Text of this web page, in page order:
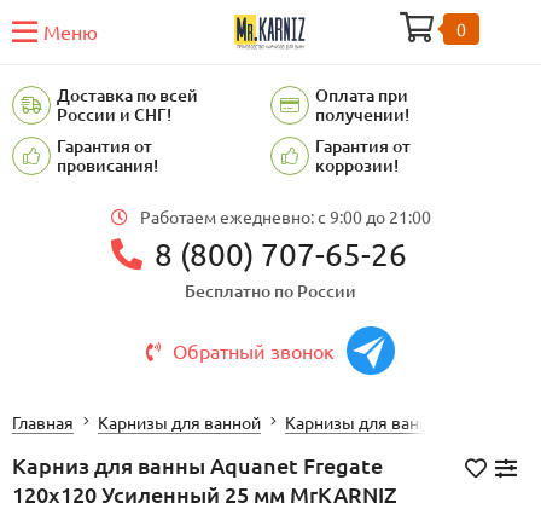
Меню 0
Доставка по всей
России и СНГ!
Оплата при
получении!
Гарантия от
провисания!
Гарантия от
коррозии!
Работаем ежедневно: c 9:00 до 21:00
8 (800) 707-65-26
Бесплатно по России
Обратный звонок
Главная Карнизы для ванной Карнизы для ванной
Карниз для ванны Aquanet Fregate
120х120 Усиленный 25 мм MrKARNIZ